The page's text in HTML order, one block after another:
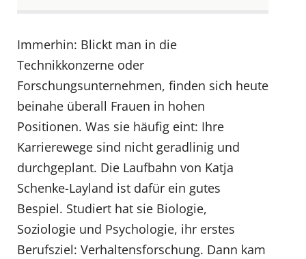
Immerhin: Blickt man in die
Technikkonzerne oder
Forschungsunternehmen, finden sich heute
beinahe überall Frauen in hohen
Positionen. Was sie häufig eint: Ihre
Karrierewege sind nicht geradlinig und
durchgeplant. Die Laufbahn von Katja
Schenke-Layland ist dafür ein gutes
Bespiel. Studiert hat sie Biologie,
Soziologie und Psychologie, ihr erstes
Berufsziel: Verhaltensforschung. Dann kam